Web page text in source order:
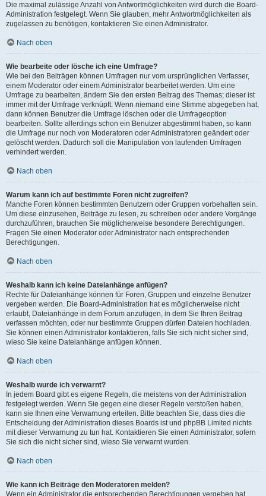
Die maximal zulässige Anzahl von Antwortmöglichkeiten wird durch die Board-
Administration festgelegt. Wenn Sie glauben, mehr Antwortmöglichkeiten als
zugelassen zu benötigen, kontaktieren Sie einen Administrator.
Nach oben
Wie bearbeite oder lösche ich eine Umfrage?
Wie bei den Beiträgen können Umfragen nur vom ursprünglichen Verfasser,
einem Moderator oder einem Administrator bearbeitet werden. Um eine
Umfrage zu bearbeiten, ändern Sie den ersten Beitrag des Themas; dieser ist
immer mit der Umfrage verknüpft. Wenn niemand eine Stimme abgegeben hat,
dann können Benutzer die Umfrage löschen oder die Umfrageoption
bearbeiten. Sollte allerdings schon ein Benutzer abgestimmt haben, so kann
die Umfrage nur noch von Moderatoren oder Administratoren geändert oder
gelöscht werden. Dadurch soll die Manipulation von laufenden Umfragen
verhindert werden.
Nach oben
Warum kann ich auf bestimmte Foren nicht zugreifen?
Manche Foren können bestimmten Benutzern oder Gruppen vorbehalten sein.
Um diese einzusehen, Beiträge zu lesen, zu schreiben oder andere Vorgänge
durchzuführen, brauchen Sie möglicherweise besondere Berechtigungen.
Fragen Sie einen Moderator oder Administrator nach entsprechenden
Berechtigungen.
Nach oben
Weshalb kann ich keine Dateianhänge anfügen?
Rechte für Dateianhänge können für Foren, Gruppen und einzelne Benutzer
vergeben werden. Die Board-Administration hat es möglicherweise nicht
erlaubt, Dateianhänge in dem Forum anzufügen, in dem Sie Ihren Beitrag
verfassen möchten, oder nur bestimmte Gruppen dürfen Dateien hochladen.
Sie können einen Administrator kontaktieren, falls Sie sich nicht sicher sind,
wieso Sie keine Dateianhänge anfügen können.
Nach oben
Weshalb wurde ich verwarnt?
In jedem Board gibt es eigene Regeln, die meistens von der Administration
festgelegt werden. Wenn Sie gegen eine dieser Regeln verstoßen haben,
kann sie Ihnen eine Verwarnung erteilen. Bitte beachten Sie, dass dies die
Entscheidung der Administration dieses Boards ist und phpBB Limited nichts
mit dieser Verwarnung zu tun hat. Kontaktieren Sie einen Administrator, sofern
Sie sich die nicht sicher sind, wieso Sie verwarnt wurden.
Nach oben
Wie kann ich Beiträge den Moderatoren melden?
Wenn ein Administrator die entsprechenden Berechtigungen vergeben hat,